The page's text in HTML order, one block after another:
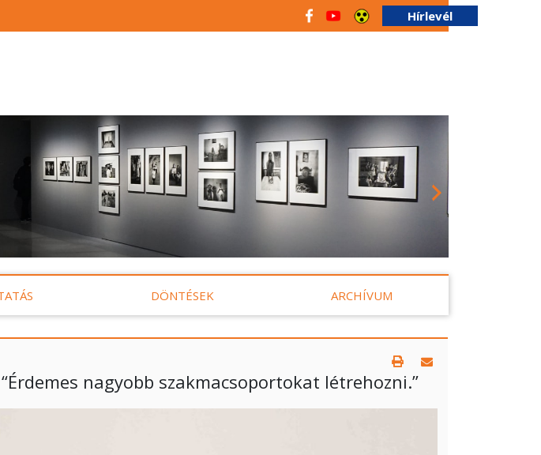
Hírlevél
DÖNTÉSEK ARCHÍVUM
nagyobb szakmacsoportokat létrehozni.”